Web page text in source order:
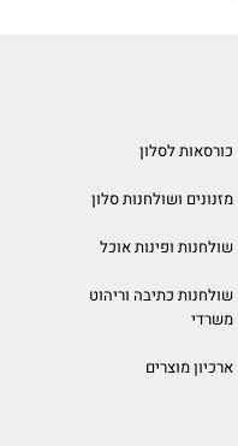
כורסאות לסלון
מזנונים ושולחנות סלון
שולחנות ופינות אוכל
שולחנות כתיבה וריהוט
משרדי
ארכיון מוצרים